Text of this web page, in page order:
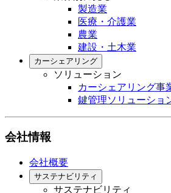
製造業
医療・介護業
農業
建設・土木業
カーシェアリング
ソリューション
カーシェアリング事
鍵管理ソリューショ
会社情報
会社概要
サステナビリティ
サステナビリティ